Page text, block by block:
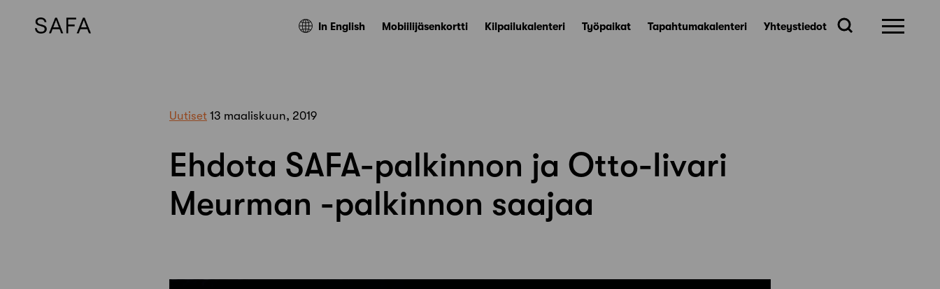
In English Mobiilijäsenkortti Kilpailukalenteri Työpaikat Tapahtumakalenteri Yhteystiedot
Uutiset 13 maaliskuun, 2019
Ehdota SAFA-palkinnon ja Otto-Iivari
Meurman -palkinnon saajaa